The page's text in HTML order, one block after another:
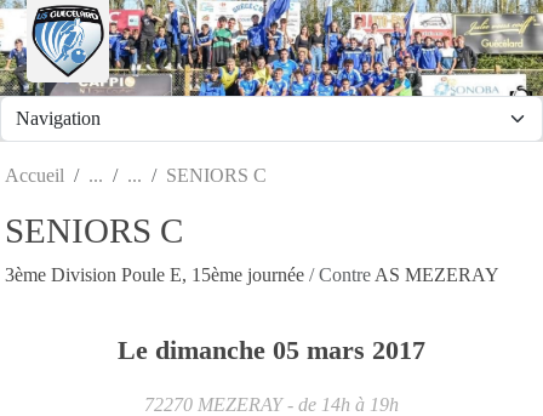
Accueil SENIORS C
SENIORS C
3ème Division Poule E, 15ème journée / Contre AS MEZERAY
Le dimanche 05 mars 2017
72270 MEZERAY - de 14h à 19h
Panneau de gestion des cookies